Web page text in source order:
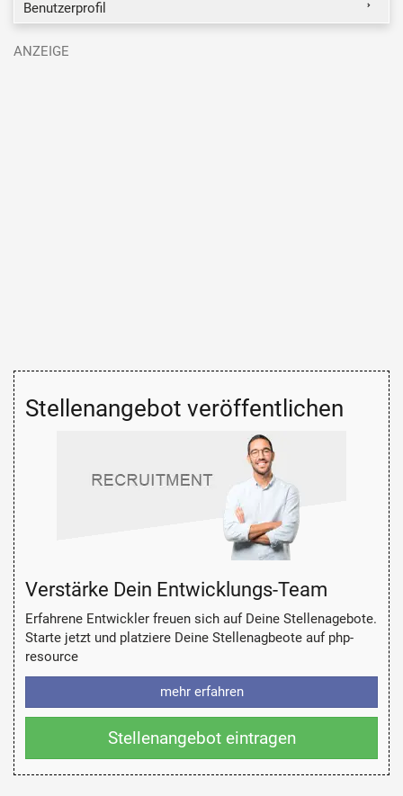
Benutzerprofil
Stellenangebot veröffentlichen
Verstärke Dein Entwicklungs-Team
Erfahrene Entwickler freuen sich auf Deine Stellenagebote.
Starte jetzt und platziere Deine Stellenagbeote auf php-
resource
mehr erfahren
Stellenangebot eintragen